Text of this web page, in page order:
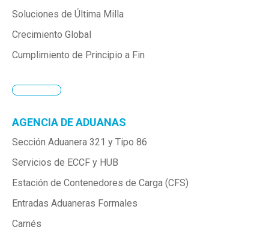
Soluciones de Última Milla
Crecimiento Global
Cumplimiento de Principio a Fin
AGENCIA DE ADUANAS
Sección Aduanera 321 y Tipo 86
Servicios de ECCF y HUB
Estación de Contenedores de Carga (CFS)
Entradas Aduaneras Formales
Carnés